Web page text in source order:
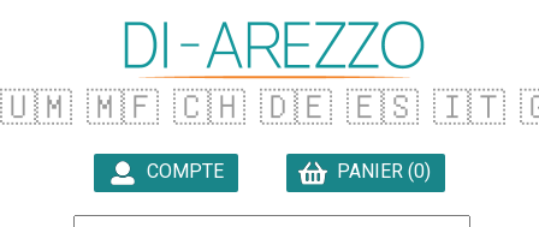
🇺🇲 🇲🇫 🇨🇭 🇩🇪 🇪🇸 🇮🇹
COMPTE PANIER (0)